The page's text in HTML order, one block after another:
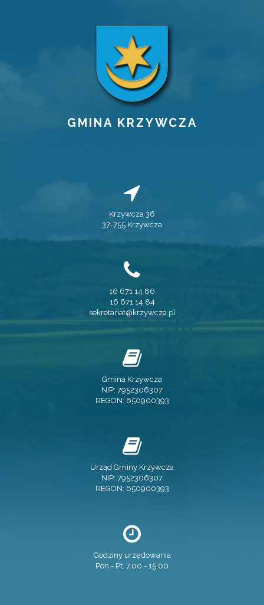
GMINA KRZYWCZA
Krzywcza 36
37-755 Krzywcza
16 671 14 86
16 671 14 84
sekretariat@krzywcza.pl
Gmina Krzywcza
NIP: 7952306307
REGON: 650900393
Urząd Gminy Krzywcza
NIP: 7952306307
REGON: 650900393
Godziny urzędowania
Pon - Pt. 7.00 - 15.00